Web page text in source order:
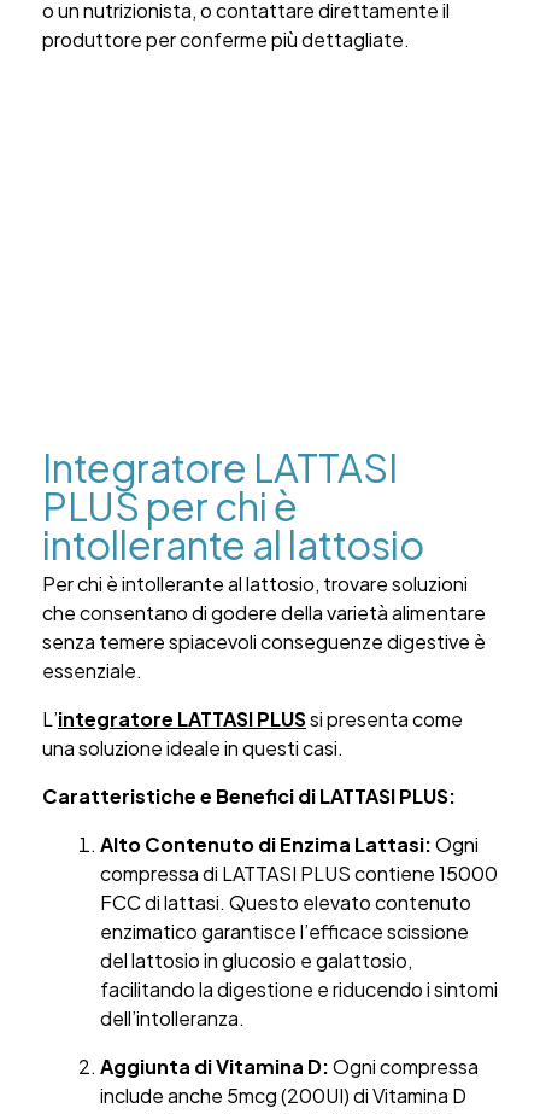
o un nutrizionista, o contattare direttamente il
produttore per conferme più dettagliate.
Integratore LATTASI
PLUS per chi è
intollerante al lattosio
Per chi è intollerante al lattosio, trovare soluzioni
che consentano di godere della varietà alimentare
senza temere spiacevoli conseguenze digestive è
essenziale.
L’integratore LATTASI PLUSsi presenta come
una soluzione ideale in questi casi.
Caratteristiche e Benefici di LATTASI PLUS:
Alto Contenuto di Enzima Lattasi:Ogni
compressa di LATTASI PLUS contiene 15000
FCC di lattasi. Questo elevato contenuto
enzimatico garantisce l’efficace scissione
del lattosio in glucosio e galattosio,
facilitando la digestione e riducendo i sintomi
dell’intolleranza.
Aggiunta di Vitamina D:Ogni compressa
include anche 5mcg (200UI) di Vitamina D